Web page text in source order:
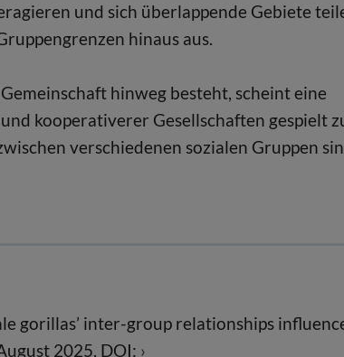
und sich überlappende Gebiete
hinaus aus.
hinweg besteht, scheint eine
kooperativerer Gesellschaften gespielt
verschiedenen sozialen Gruppen
gorillas’ inter-group relationships
2025, DOI: